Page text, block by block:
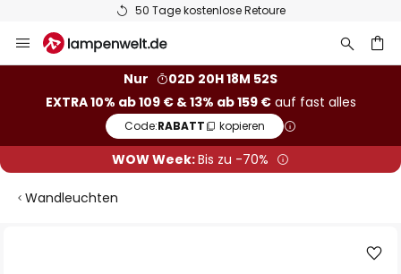
50 Tage kostenlose Retoure
Inhalt
Nur
02D 20H 18M 51S
EXTRA 10% ab 109 € & 13% ab 159 €auf fast alles
Code:RABATT kopieren
WOW Week:Bis zu -70%
Wandleuchten